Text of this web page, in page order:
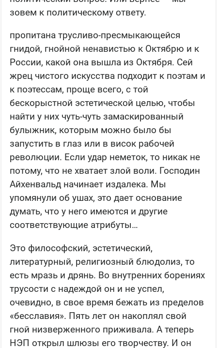
зовем к политическому ответу.
пропитана трусливо-пресмыкающейся
гнидой, гнойной ненавистью к Октябрю и к
России, какой она вышла из Октября. Сей
жрец чистого искусства подходит к поэтам и
к поэтессам, проще всего, с той
бескорыстной эстетической целью, чтобы
найти у них чуть-чуть замаскированный
булыжник, которым можно было бы
запустить в глаз или в висок рабочей
революции. Если удар неметок, то никак не
потому, что не хватает злой воли. Господин
Айхенвальд начинает издалека. Мы
упомянули об ушах, это дает основание
думать, что у него имеются и другие
соответствующие атрибуты…
Это философский, эстетический,
литературный, религиозный блюдолиз, то
есть мразь и дрянь. Во внутренних борениях
трусости с надеждой он и не успел,
очевидно, в свое время бежать из пределов
«бесславия». Пять лет он накоплял свой
гной низверженного приживала. А теперь
НЭП открыл шлюзы его творчеству. И он